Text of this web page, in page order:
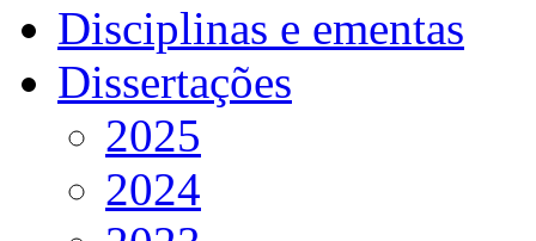
Disciplinas e ementas
Dissertações
2025
2024